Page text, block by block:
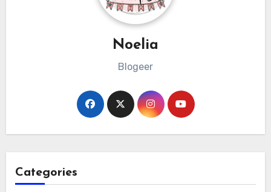
Noelia
Blogeer
Categories